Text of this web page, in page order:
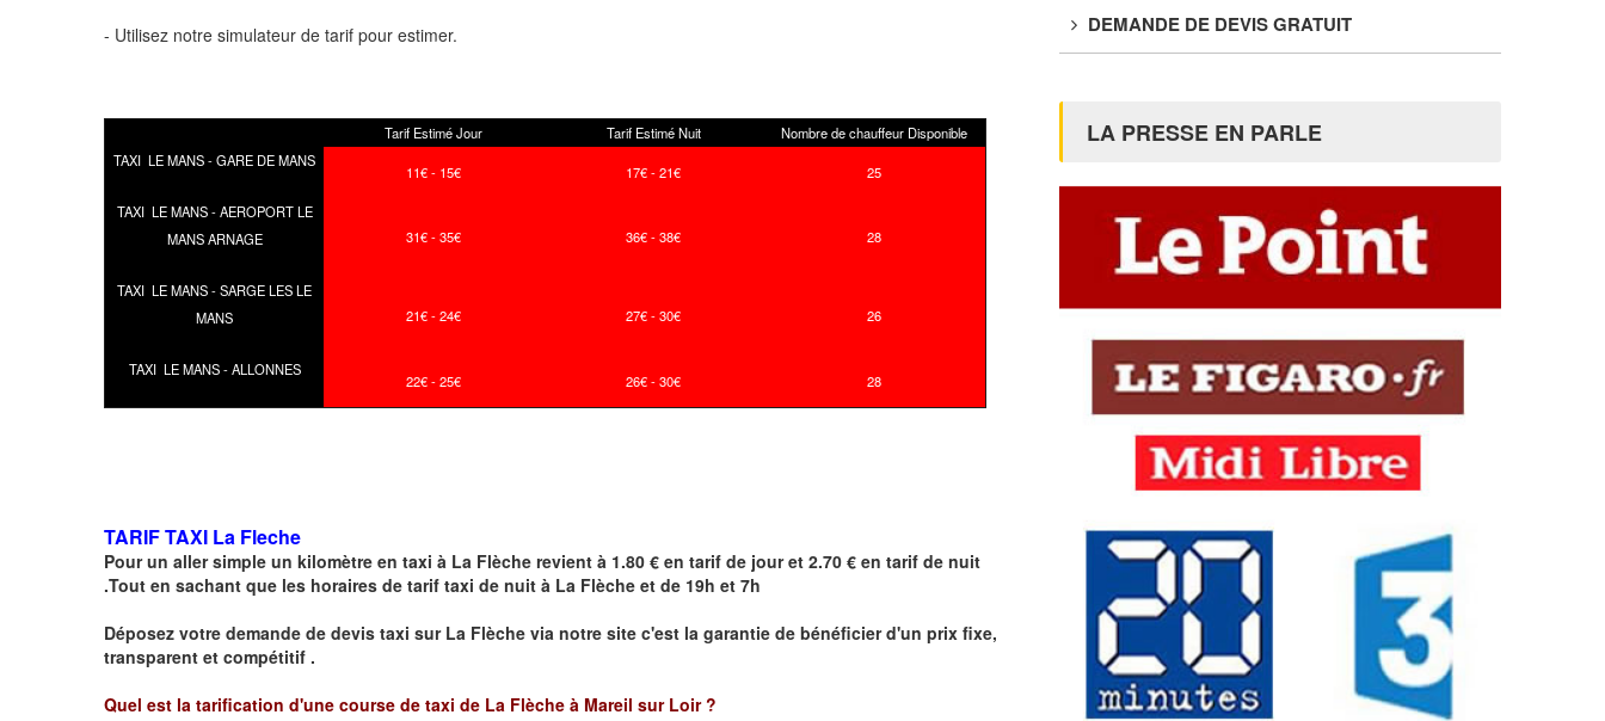
- Utilisez notre simulateur de tarif pour estimer.
Tarif Estimé Jour Tarif Estimé Nuit
Nombre de chauffeur Disponible
TAXI LE MANS - GARE DE MANS
11€ - 15€ 17€ - 21€ 25
TAXI LE MANS - AEROPORT LE
MANS ARNAGE
31€ - 35€ 36€ - 38€ 28
TAXI LE MANS - SARGE LES LE
MANS
21€ - 24€ 27€ - 30€ 26
TAXI LE MANS - ALLONNES
22€ - 25€ 26€ - 30€ 28
TARIF TAXI La Fleche
Pour un aller simple un kilomètre en taxi à La Flèche revient à 1.80 € en tarif de jour et 2.70 € en tarif de nuit
.Tout en sachant que les horaires de tarif taxi de nuit à La Flèche et de 19h et 7h
Déposez votre demande de devis taxi sur La Flèche via notre site c'est la garantie de bénéficier d'un prix fixe,
transparent et compétitif .
Quel est la tarification d'une course de taxi de La Flèche à Mareil sur Loir ?
DEMANDE DE DEVIS GRATUIT
LA PRESSE EN PARLE